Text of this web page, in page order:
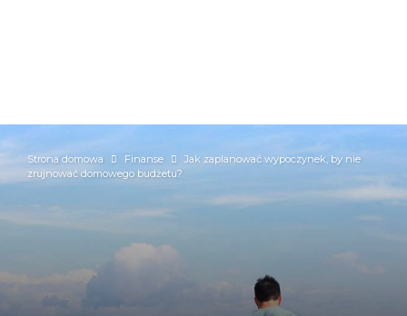
Strona domowa Finanse
Jak zaplanować wypoczynek, by nie
zrujnować domowego budżetu?